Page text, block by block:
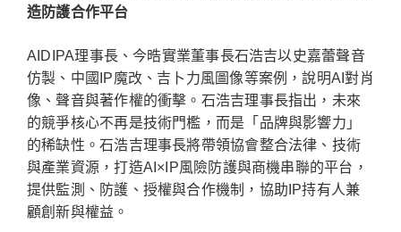
造防護合作平台
AIDIPA理事長、今晧實業董事長石浩吉以史嘉蕾聲音
仿製、中國IP魔改、吉卜力風圖像等案例，說明AI對肖
像、聲音與著作權的衝擊。石浩吉理事長指出，未來
的競爭核心不再是技術門檻，而是「品牌與影響力」
的稀缺性。石浩吉理事長將帶領協會整合法律、技術
與產業資源，打造AI×IP風險防護與商機串聯的平台，
提供監測、防護、授權與合作機制，協助IP持有人兼
顧創新與權益。